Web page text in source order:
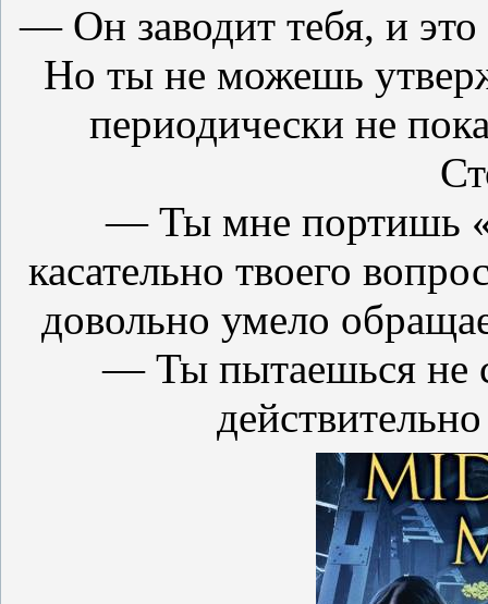
— Он заводит тебя, и
Но ты не можешь
периодически не
— Ты мне портишь
касательно твоего
довольно умело
— Ты пытаешься не